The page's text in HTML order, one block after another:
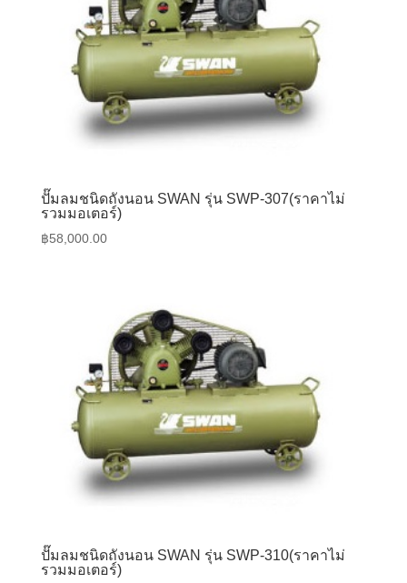
ปั๊มลมชนิดถังนอน SWAN รุ่น SWP-307(ราคาไม่
รวมมอเตอร์)
฿58,000.00
ปั๊มลมชนิดถังนอน SWAN รุ่น SWP-310(ราคาไม่
รวมมอเตอร์)